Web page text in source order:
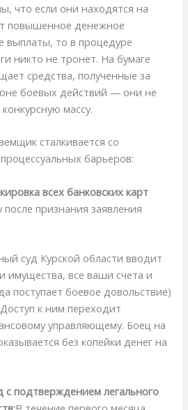
что если они находятся на
повышенное денежное
выплаты, то в процедуре
никто не тронет. На бумаге
средства, полученные за
боевых действий — они не
массу.
сталкивается со
барьеров:
всех банковских карт
после признания заявления
суд Курской области вводит
имущества, все ваши счета и
поступает боевое довольствие)
к ним переходит
управляющему. Боец на
без копейки денег на
с подтверждением легального